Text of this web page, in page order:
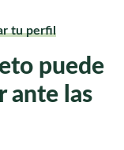
tu perfil
puede
ante las